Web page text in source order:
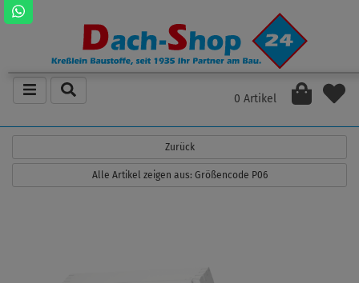
0 Artikel
Zurück
Alle Artikel zeigen aus: Größencode P06